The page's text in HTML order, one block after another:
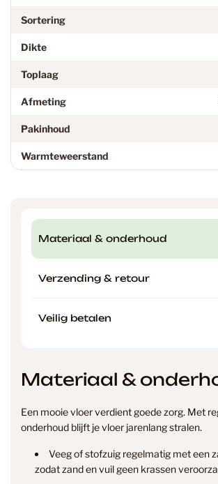
Sortering
Dikte
Toplaag
Afmeting
Pakinhoud
Warmteweerstand
Materiaal & onderhoud
Verzending & retour
Veilig betalen
Materiaal &
Een mooie vloer verdient goede zorg. Met
onderhoud blijft je vloer jarenlang stralen.
Veeg of stofzuig regelmatig met een
zodat zand en vuil geen krassen